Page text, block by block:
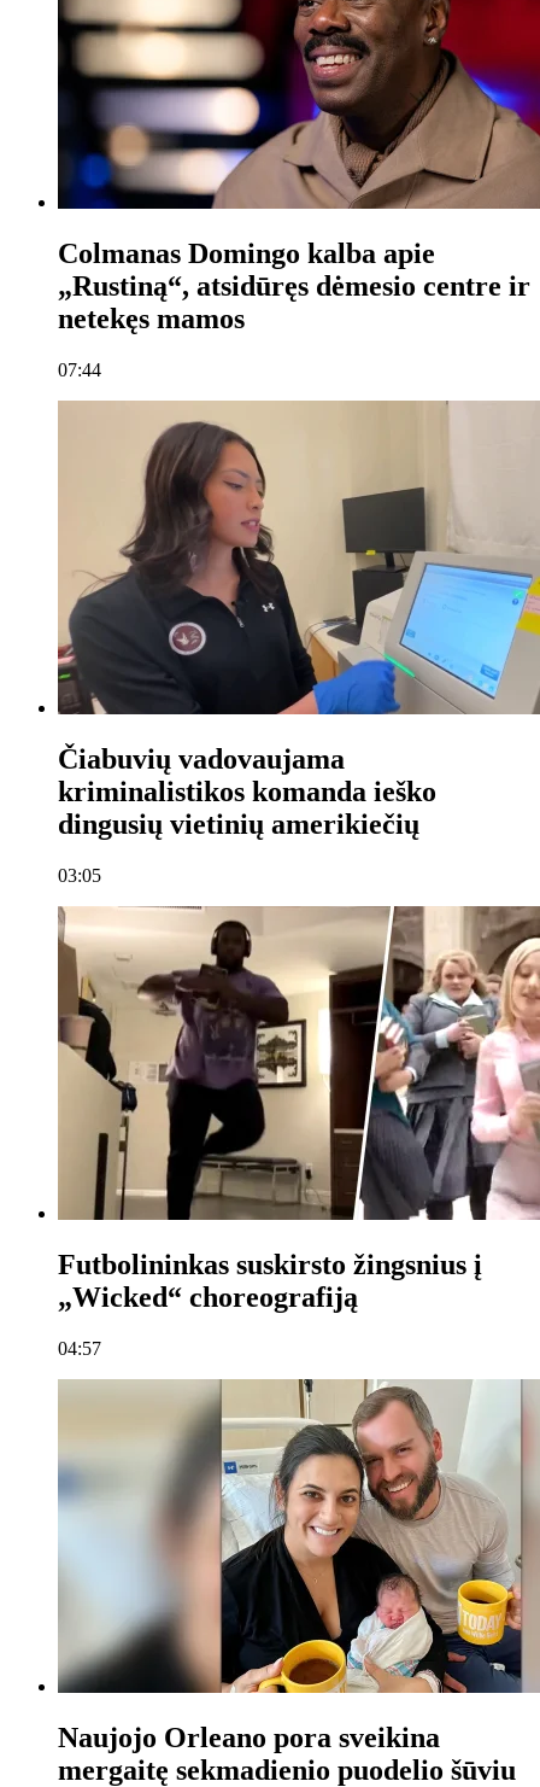
Colmanas Domingo kalba apie
„Rustiną“, atsidūręs dėmesio centre ir
netekęs mamos
07:44
Čiabuvių vadovaujama
kriminalistikos komanda ieško
dingusių vietinių amerikiečių
03:05
Futbolininkas suskirsto žingsnius į
„Wicked“ choreografiją
04:57
Naujojo Orleano pora sveikina
mergaitę sekmadienio puodelio šūviu